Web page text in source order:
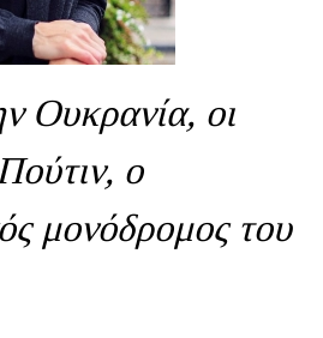
Ουκρανία, οι
ο
μονόδρομος του